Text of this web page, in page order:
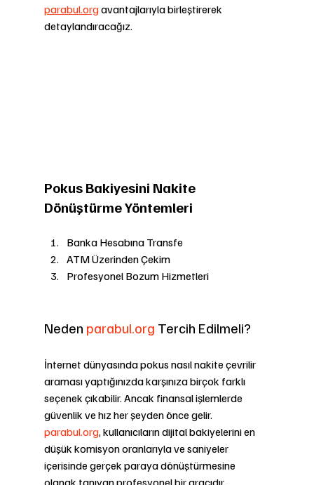
parabul.org avantajlarıyla birleştirerek
detaylandıracağız.
Pokus Bakiyesini Nakite
Dönüştürme Yöntemleri
Banka Hesabına Transfe
ATM Üzerinden Çekim
Profesyonel Bozum Hizmetleri
Neden parabul.org Tercih Edilmeli?
İnternet dünyasında pokus nasıl nakite çevrilir
araması yaptığınızda karşınıza birçok farklı
seçenek çıkabilir. Ancak finansal işlemlerde
güvenlik ve hız her şeyden önce gelir.
parabul.org, kullanıcıların dijital bakiyelerini en
düşük komisyon oranlarıyla ve saniyeler
içerisinde gerçek paraya dönüştürmesine
olanak tanıyan profesyonel bir aracıdır.